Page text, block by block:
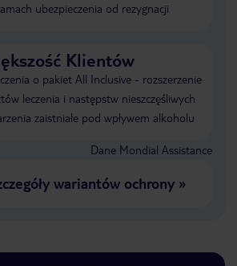
ubezpieczenia od rezygnacji
Klientów
o pakiet All Inclusive - rozszerzenie
leczenia i następstw nieszczęśliwych
zaistniałe pod wpływem alkoholu
Dane Mondial Assistance
wariantów ochrony»